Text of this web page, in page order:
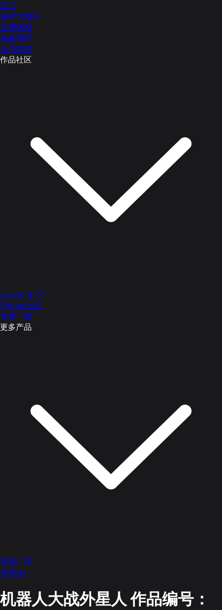
首页
编程大闯关
免费课程
精品课程
系统课程
作品社区
Scratch社区
Python社区
免费下载
更多产品
墨墨打字
墨墨OJ
机器人大战外星人作品编号：